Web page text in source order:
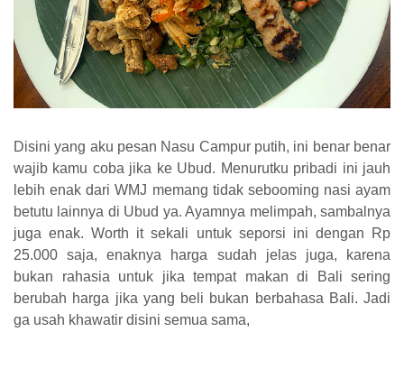
Disini yang aku pesan Nasu Campur putih, ini benar benar
wajib kamu coba jika ke Ubud. Menurutku pribadi ini jauh
lebih enak dari WMJ memang tidak sebooming nasi ayam
betutu lainnya di Ubud ya. Ayamnya melimpah, sambalnya
juga enak. Worth it sekali untuk seporsi ini dengan Rp
25.000 saja, enaknya harga sudah jelas juga, karena
bukan rahasia untuk jika tempat makan di Bali sering
berubah harga jika yang beli bukan berbahasa Bali. Jadi
ga usah khawatir disini semua sama,